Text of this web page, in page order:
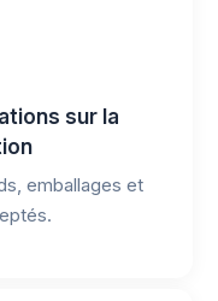
sur la
emballages et